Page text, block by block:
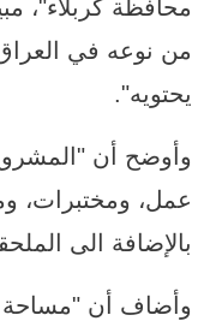
محافظة كربلاء"،
من نوعه في
يحتويه".
وأوضح أن
عمل، ومختبرات،
بالإضافة الى